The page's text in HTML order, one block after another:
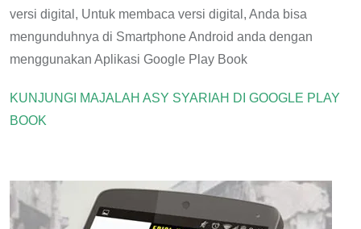
versi digital, Untuk membaca versi digital, Anda bisa
mengunduhnya di Smartphone Android anda dengan
menggunakan Aplikasi Google Play Book
KUNJUNGI MAJALAH ASY SYARIAH DI GOOGLE PLAY
BOOK